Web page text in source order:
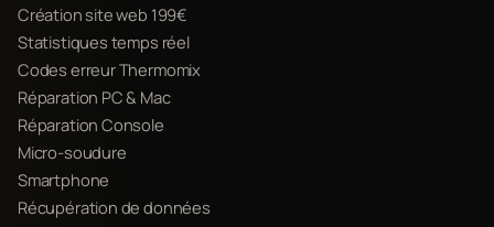
Création site web 199€
Statistiques temps réel
Codes erreur Thermomix
Réparation PC & Mac
Réparation Console
Micro-soudure
Smartphone
Récupération de données